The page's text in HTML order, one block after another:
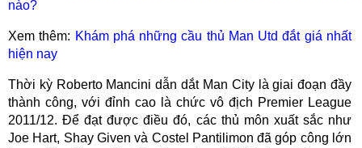
nào?
Xem thêm: Khám phá những cầu thủ Man Utd đắt giá nhất
hiện nay
Thời kỳ Roberto Mancini dẫn dắt Man City là giai đoạn đầy
thành công, với đỉnh cao là chức vô địch Premier League
2011/12. Để đạt được điều đó, các thủ môn xuất sắc như
Joe Hart, Shay Given và Costel Pantilimon đã góp công lớn